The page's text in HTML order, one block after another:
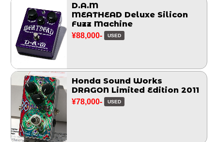
D.A.M
MEATHEAD Deluxe Silicon
Fuzz Machine
¥88,000- USED
Honda Sound Works
DRAGON Limited Edition 2011
¥78,000- USED